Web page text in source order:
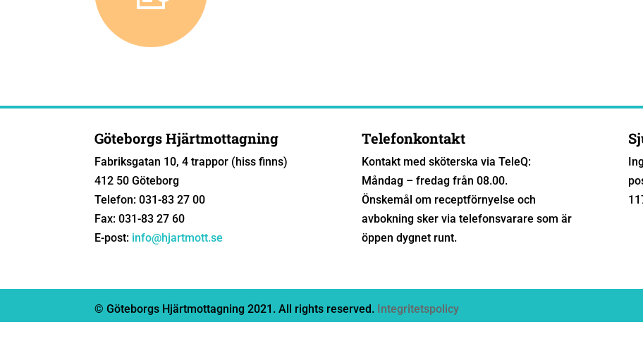
Göteborgs Hjärtmottagning
Fabriksgatan 10, 4 trappor (hiss finns)
412 50 Göteborg
Telefon: 031-83 27 00
Fax: 031-83 27 60
E-post: info@hjartmott.se
Telefonkontakt
Kontakt med sköterska via TeleQ:
Måndag – fredag från 08.00.
Önskemål om receptförnyelse och
avbokning sker via telefonsvarare som är
öppen dygnet runt.
© Göteborgs Hjärtmottagning 2021. All rights reserved. Integritetspolicy